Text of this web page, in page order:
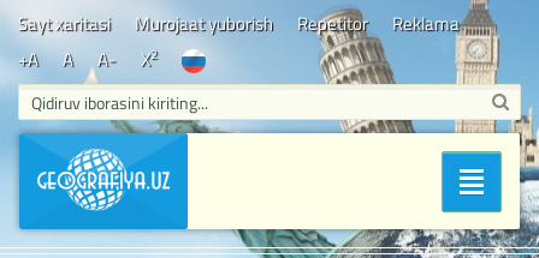
Sayt xaritasi Murojaat yuborish Repetitor
Reklama
+A
A A- X2
Bo'limlar
Bosh sahifa/Muhim va mashhur sanalar
miqyosida toshbaqa kuni.